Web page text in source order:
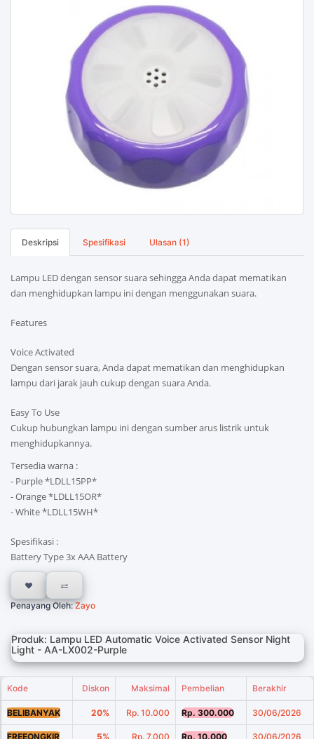
Deskripsi Spesifikasi Ulasan (1)
Lampu LED dengan sensor suara sehingga Anda dapat mematikan
dan menghidupkan lampu ini dengan menggunakan suara.
Features
Voice Activated
Dengan sensor suara, Anda dapat mematikan dan menghidupkan
lampu dari jarak jauh cukup dengan suara Anda.
Easy To Use
Cukup hubungkan lampu ini dengan sumber arus listrik untuk
menghidupkannya.
Tersedia warna :
- Purple *LDLL15PP*
- Orange *LDLL15OR*
- White *LDLL15WH*
Spesifikasi :
Battery Type 3x AAA Battery
Penayang Oleh:Zayo
Produk: Lampu LED Automatic Voice Activated Sensor Night
Light - AA-LX002-Purple
Kode Diskon Maksimal Pembelian Berakhir
BELIBANYAK 20% Rp. 10.000 Rp. 300.000 30/06/2026
FREEONGKIR 5% Rp. 7.000 Rp. 10.000 30/06/2026